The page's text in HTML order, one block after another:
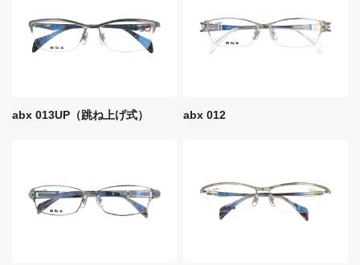
abx 013UP（跳ね上げ式） abx 012